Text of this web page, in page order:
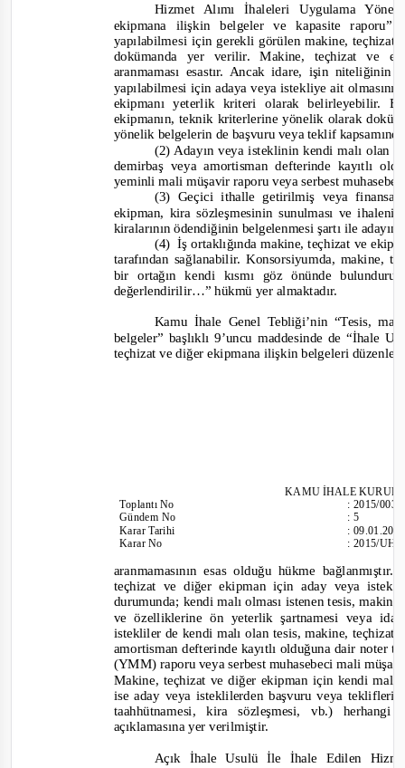
Hizmet Alımı İhaleleri Uygulama
ekipmana ilişkin belgeler ve kapasite raporu”
yapılabilmesi için gerekli görülen makine, teçhizat
dokümanda yer verilir. Makine, teçhizat ve
aranmaması esastır. Ancak idare, işin
yapılabilmesi için adaya veya istekliye ait
ekipmanı yeterlik kriteri olarak belirleyebilir.
ekipmanın, teknik kriterlerine yönelik olarak
yönelik belgelerin de başvuru veya teklif
(2) Adayın veya isteklinin kendi malı olan
demirbaş veya amortisman defterinde kayıtlı
yeminli mali müşavir raporu veya serbest
(3) Geçici ithalle getirilmiş veya
ekipman, kira sözleşmesinin sunulması ve
kiralarının ödendiğinin belgelenmesi şartı ile
(4) İş ortaklığında makine, teçhizat ve
tarafından sağlanabilir. Konsorsiyumda, makine,
bir ortağın kendi kısmı göz önünde
değerlendirilir…”hükmü yer almaktadır.
Kamu İhale Genel Tebliği’nin “Tesis,
belgeler” başlıklı 9’uncu maddesinde de“İhale
teçhizat ve diğer ekipmana ilişkin belgeleri
KAMU İHALE
ToplantıNo
Gündem No
Karar Tarihi
Karar No
:2015/003
:5
:
:2015/
aranmamasının esas olduğu hükme
teçhizat ve diğer ekipman için aday veya
durumunda; kendi malı olması istenen tesis,
veözelliklerine ön yeterlik şartnamesi veya
istekliler de kendi malı olan tesis, makine,
amortisman defterinde kayıtlı olduğuna dair noter
(YMM) raporu veya serbest muhasebeci mali
Makine, teçhizat ve diğer ekipman için kendi malı
ise aday veya isteklilerden başvuru veya teklifleri
taahhütnamesi, kira sözleşmesi, vb.)
açıklamasına yer verilmiştir.
Açık İhale Usulü İle İhale Edilen